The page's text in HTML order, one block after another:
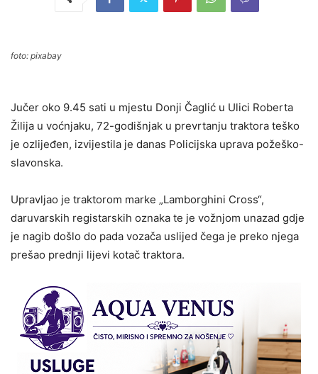
foto: pixabay
Jučer oko 9.45 sati u mjestu Donji Čaglić u Ulici Roberta
Žilija u voćnjaku, 72-godišnjak u prevrtanju traktora teško
je ozlijeđen, izvijestila je danas Policijska uprava požeško-
slavonska.
Upravljao je traktorom marke „Lamborghini Cross“,
daruvarskih registarskih oznaka te je vožnjom unazad gdje
je nagib došlo do pada vozača uslijed čega je preko njega
prešao prednji lijevi kotač traktora.